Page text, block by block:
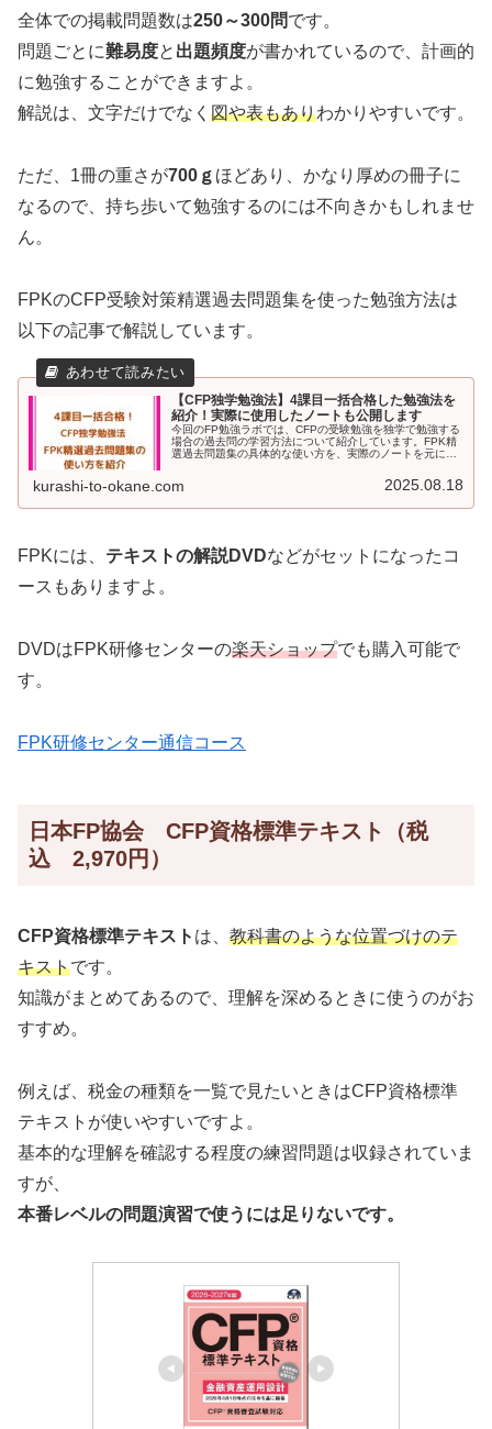
全体での掲載問題数は250～300問です。
問題ごとに難易度と 出題頻度が書かれているので、計画的
に勉強することができますよ。
解説は、文字だけでなく 図や表もありわかりやすいです。
ただ、1冊の重さが700ｇ ほどあり、かなり厚めの冊子に
なるので、持ち歩いて勉強するのには不向きかもしれませ
ん。
FPKのCFP受験対策精選過去問題集を使った勉強方法は
以下の記事で解説しています。
【CFP独学勉強法】4課目一括合格した勉強法を
紹介！実際に使用したノートも公開します
今回のFP勉強ラボでは、CFPの受験勉強を独学で勉強する
場合の過去問の学習方法について紹介しています。FPK精
選過去問題集の具体的な使い方を、実際のノートを元に解
強するか検討している方はぜひ参考にしてください。
kurashi-to-okane.com 2025.08.18
FPKには、 テキストの解説DVDなどがセットになったコ
ースもありますよ。
DVDはFPK研修センターの楽天ショップでも購入可能で
す。
FPK研修センター通信コース
日本FP協会 CFP資格標準テキスト（税
込 2,970円）
CFP資格標準テキスト は、 教科書のような位置づけのテ
キストです。
知識がまとめてあるので、理解を深めるときに使うのがお
すすめ。
例えば、税金の種類を一覧で見たいときはCFP資格標準
テキストが使いやすいですよ。
基本的な理解を確認する程度の練習問題は収録されていま
すが、
本番レベルの問題演習で使うには足りないです。